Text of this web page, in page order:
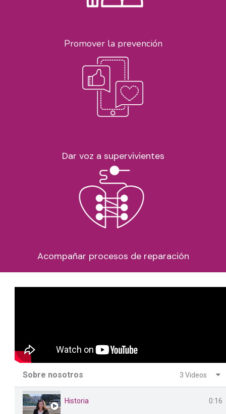
Promover la prevención
Dar voz a supervivientes
Acompañar procesos de reparación
Sobre nosotros 3 Videos
Historia 0:16